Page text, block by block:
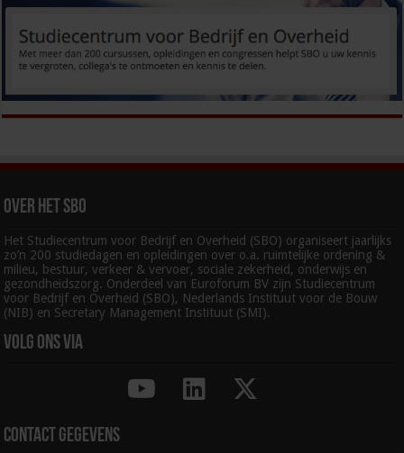
Over het SBO
Het Studiecentrum voor Bedrijf en Overheid (SBO) organiseert jaarlijks
zo’n 200 studiedagen en opleidingen over o.a. ruimtelijke ordening &
milieu, bestuur, verkeer & vervoer, sociale zekerheid, onderwijs en
gezondheidszorg. Onderdeel van Euroforum BV zijn Studiecentrum
voor Bedrijf en Overheid (SBO), Nederlands Instituut voor de Bouw
(NIB) en Secretary Management Instituut (SMI).
Volg ons via
Contact gegevens